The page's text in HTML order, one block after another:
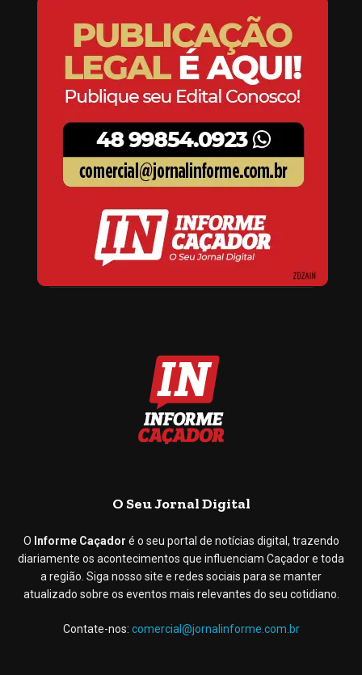
O Seu Jornal Digital
O Informe Caçador é o seu portal de notícias digital, trazendo
diariamente os acontecimentos que influenciam Caçador e toda
a região. Siga nosso site e redes sociais para se manter
atualizado sobre os eventos mais relevantes do seu cotidiano.
Contate-nos: comercial@jornalinforme.com.br